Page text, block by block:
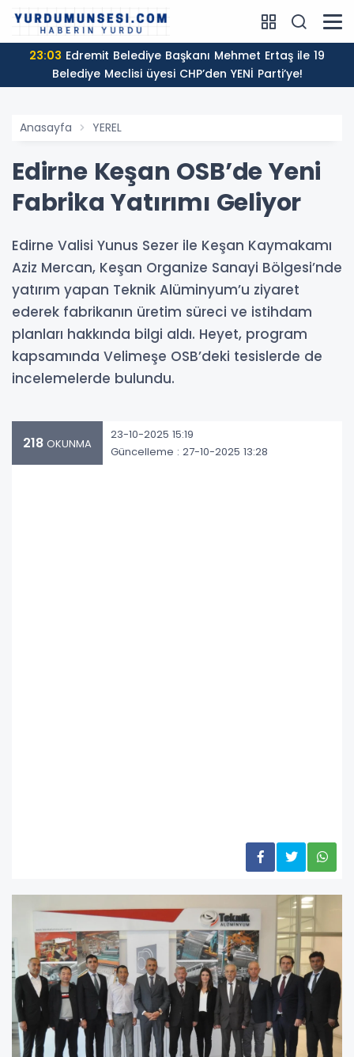
23:03
Belediye Meclisi üyesi CHP’den YENİ Parti’ye!
Anasayfa YEREL
Edirne Keşan OSB’de Yeni
Fabrika Yatırımı Geliyor
Edirne Valisi Yunus Sezer ile Keşan Kaymakamı
Aziz Mercan, Keşan Organize Sanayi Bölgesi’nde
yatırım yapan Teknik Alüminyum’u ziyaret
ederek fabrikanın üretim süreci ve istihdam
planları hakkında bilgi aldı. Heyet, program
kapsamında Velimeşe OSB’deki tesislerde de
incelemelerde bulundu.
218 OKUNMA
23-10-2025 15:19
Güncelleme : 27-10-2025 13:28